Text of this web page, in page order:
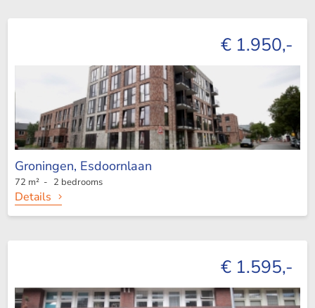
€ 1.950,-
Groningen, Esdoornlaan
72 m² - 2 bedrooms
Details
€ 1.595,-